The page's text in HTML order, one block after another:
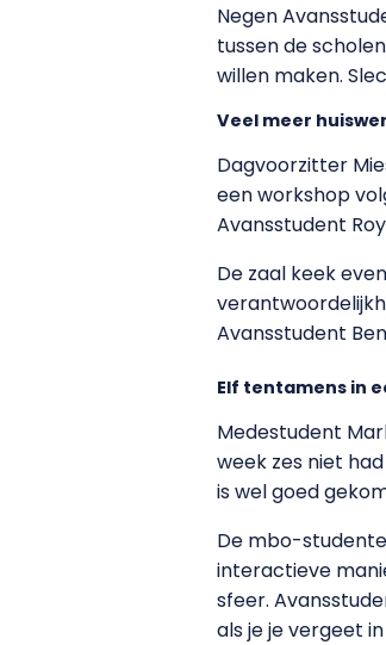
Negen
tussen de
willen maken.
Veel meer
Dagvoorzitter
een workshop
Avansstudent
De zaal keek
Avansstudent
Elf tentamens in
Medestudent
week zes niet
is wel goed
De mbo-
interactieve
sfeer.
als je je vergeet